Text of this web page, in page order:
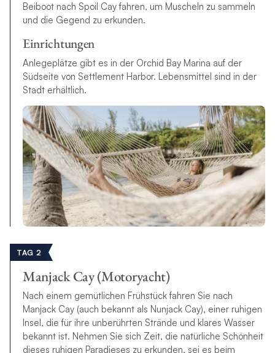
Beiboot nach Spoil Cay fahren, um Muscheln zu sammeln
und die Gegend zu erkunden.
Einrichtungen
Anlegeplätze gibt es in der Orchid Bay Marina auf der
Südseite von Settlement Harbor. Lebensmittel sind in der
Stadt erhältlich.
TAG 2
Manjack Cay (Motoryacht)
Nach einem gemütlichen Frühstück fahren Sie nach
Manjack Cay (auch bekannt als Nunjack Cay), einer ruhigen
Insel, die für ihre unberührten Strände und klares Wasser
bekannt ist. Nehmen Sie sich Zeit, die natürliche Schönheit
dieses ruhigen Paradieses zu erkunden, sei es beim